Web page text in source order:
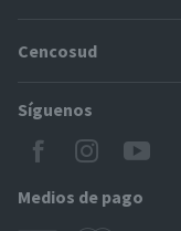
Cómo modificar mis datos
Modos de entrega y
Locales Santa Isabel
Servicio al cliente
Proveedores
CyberDay
BlackFriday
Cencosud
Paris
Jumbo
Easy
Síguenos
Medios de pago